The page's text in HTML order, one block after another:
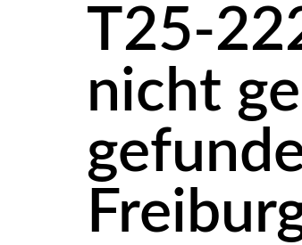
T25-
nicht